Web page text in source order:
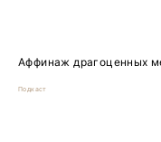
Аффинаж драгоценных
Подкаст